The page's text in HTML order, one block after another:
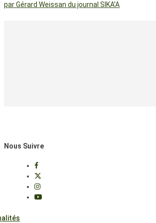
par Gérard Weissan du journal SIKA’A
Nous Suivre